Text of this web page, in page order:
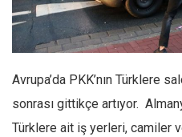
Facebook
Instagram
Editörden
Avrupa’da PKK’nın Türklere
sonrası gittikçe artıyor.
Türklere ait iş yerleri, camiler